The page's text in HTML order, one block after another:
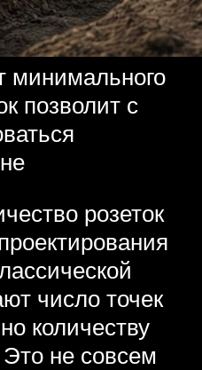
минимального
позволит с
розеток
число точек
количеству
не совсем